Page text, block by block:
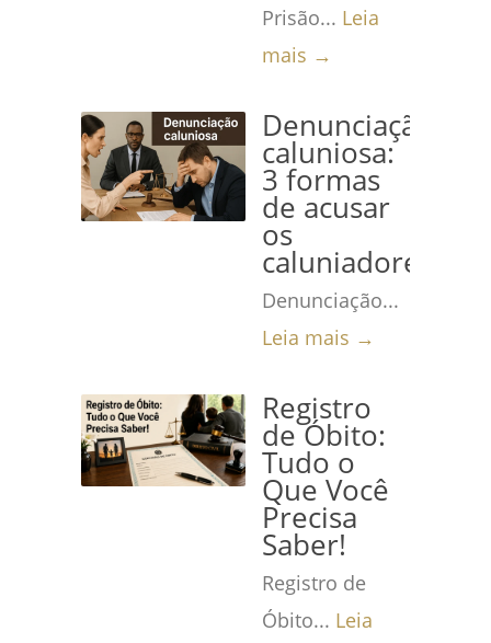
Prisão... Leia
mais →
Denunciação
caluniosa:
3 formas
de acusar
os
caluniadores
Denunciação...
Leia mais →
Registro
de Óbito:
Tudo o
Que Você
Precisa
Saber!
Registro de
Óbito... Leia